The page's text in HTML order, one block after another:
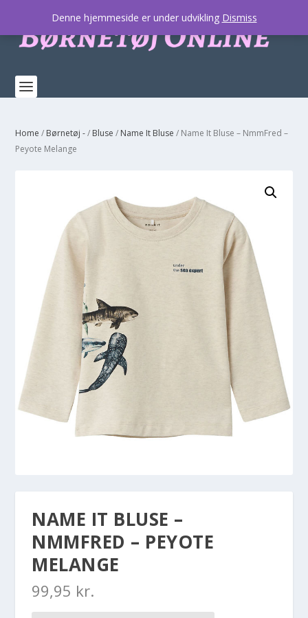
Home / Børnetøj -/ Bluse / Name It Bluse / Name It Bluse – NmmFred –
Peyote Melange
NAME IT BLUSE –
NMMFRED – PEYOTE
MELANGE
99,95 kr.
Denne hjemmeside er under udvikling Dismiss